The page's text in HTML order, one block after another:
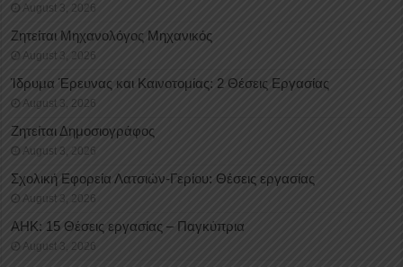
August 3, 2026
Ζητείται Μηχανολόγος Μηχανικός
August 3, 2026
Ίδρυμα Έρευνας και Καινοτομίας: 2 Θέσεις Εργασίας
August 3, 2026
Ζητείται Δημοσιογράφος
August 3, 2026
Σχολική Εφορεία Λατσιών-Γερίου: Θέσεις εργασίας
August 3, 2026
ΑΗΚ: 15 Θέσεις εργασίας – Παγκύπρια
August 3, 2026